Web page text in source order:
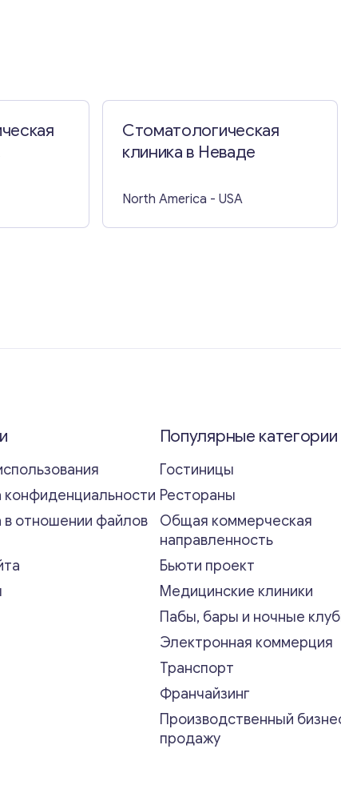
Стоматологическая
клиника в Неваде
North America - USA
конфиденциальности
в отношении файлов
Популярные категории
Гостиницы
Рестораны
Общая коммерческая
направленность
Бьюти проект
Медицинские клиники
Пабы, бары и ночные
Электронная коммерция
Транспорт
Франчайзинг
Производственный
продажу